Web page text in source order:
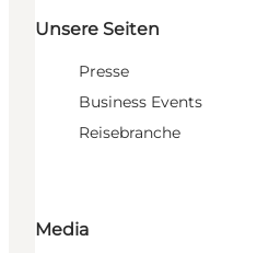
Unsere Seiten
Presse
Business Events
Reisebranche
Media